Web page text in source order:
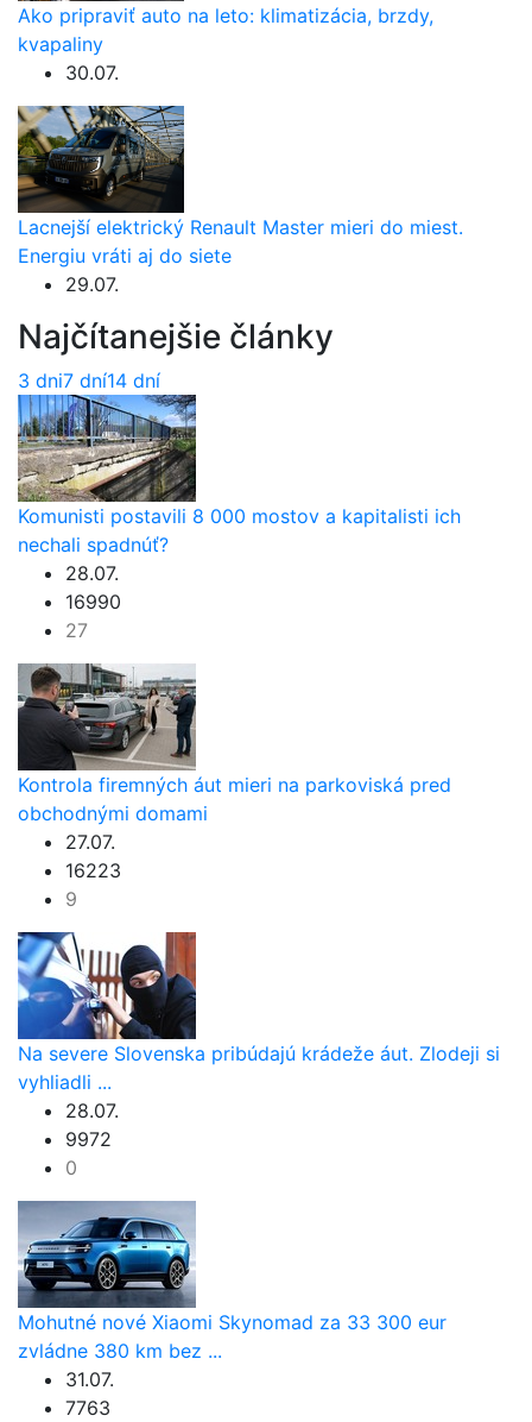
Ako pripraviť auto na leto: klimatizácia, brzdy,
kvapaliny
30.07.
Lacnejší elektrický Renault Master mieri do miest.
Energiu vráti aj do siete
29.07.
Najčítanejšie články
3 dni7 dní14 dní
Komunisti postavili 8 000 mostov a kapitalisti ich
nechali spadnúť?
28.07.
16990
27
Kontrola firemných áut mieri na parkoviská pred
obchodnými domami
27.07.
16223
9
Na severe Slovenska pribúdajú krádeže áut. Zlodeji si
vyhliadli ...
28.07.
9972
0
Mohutné nové Xiaomi Skynomad za 33 300 eur
zvládne 380 km bez ...
31.07.
7763